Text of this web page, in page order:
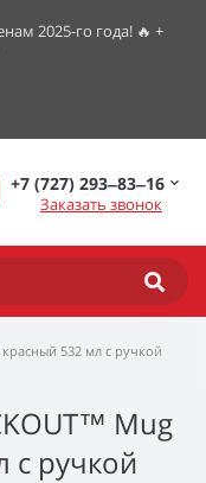
2025-го года! 🔥 +
+7 (727) 293‒83‒16
Заказать звонок
532 мл с ручкой
Mug
с ручкой